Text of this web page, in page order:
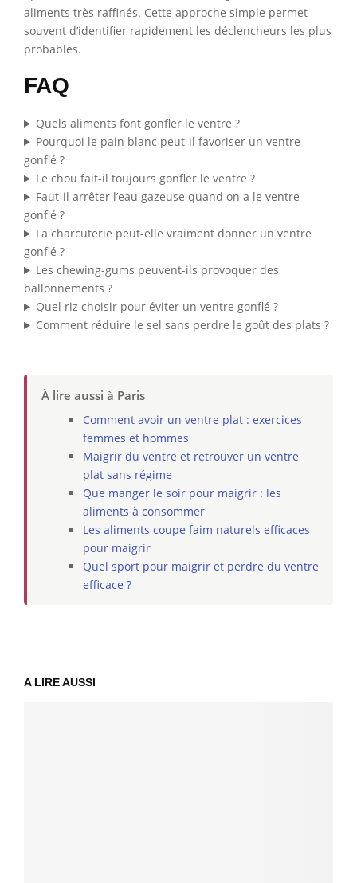
aliments très raffinés. Cette approche simple permet
souvent d’identifier rapidement les déclencheurs les plus
probables.
FAQ
Quels aliments font gonfler le ventre ?
Pourquoi le pain blanc peut-il favoriser un ventre
gonflé ?
Le chou fait-il toujours gonfler le ventre ?
Faut-il arrêter l’eau gazeuse quand on a le ventre
gonflé ?
La charcuterie peut-elle vraiment donner un ventre
gonflé ?
Les chewing-gums peuvent-ils provoquer des
ballonnements ?
Quel riz choisir pour éviter un ventre gonflé ?
Comment réduire le sel sans perdre le goût des plats ?
À lire aussi à Paris
Comment avoir un ventre plat : exercices
femmes et hommes
Maigrir du ventre et retrouver un ventre
plat sans régime
Que manger le soir pour maigrir : les
aliments à consommer
Les aliments coupe faim naturels efficaces
pour maigrir
Quel sport pour maigrir et perdre du ventre
efficace ?
A LIRE AUSSI